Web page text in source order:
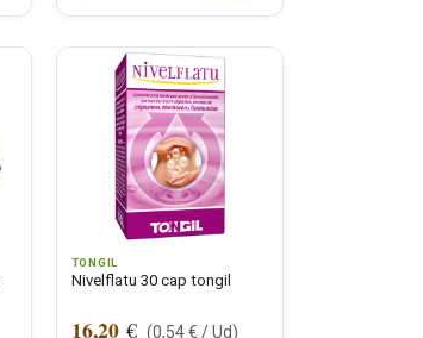
TONGIL
Nivelflatu 30 cap tongil
16,20€ (0,54€ /Ud)